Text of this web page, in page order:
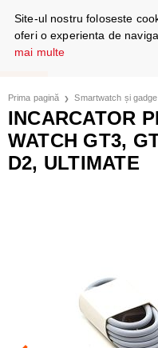
Prima pagină Smartwatch și
INCARCATOR
WATCH GT3,
D2, ULTIMATE
Site-ul nostru foloseste
oferi o experienta de
mai multe